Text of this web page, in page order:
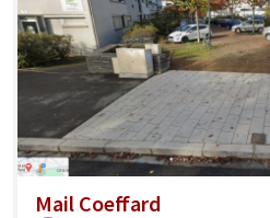
Mail Coeffard